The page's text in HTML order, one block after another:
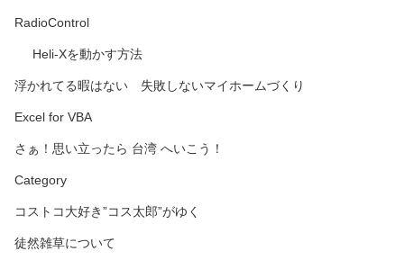
RadioControl
Heli-Xを動かす方法
浮かれてる暇はない 失敗しないマイホームづくり
Excel for VBA
さぁ！思い立ったら 台湾 へいこう！
Category
コストコ大好き”コス太郎”がゆく
徒然雑草について